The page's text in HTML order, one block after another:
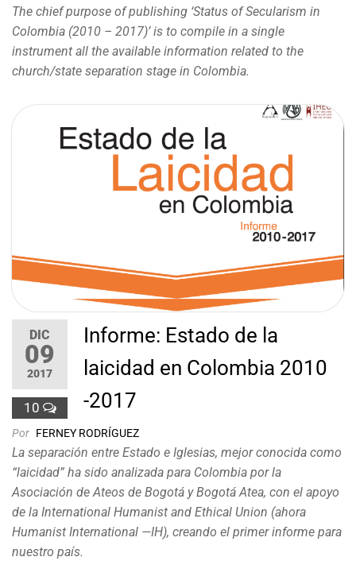
The chief purpose of publishing ‘Status of Secularism in
Colombia (2010 – 2017)’ is to compile in a single
instrument all the available information related to the
church/state separation stage in Colombia.
DIC
09
2017
10
Informe: Estado de la
laicidad en Colombia 2010
-2017
Por FERNEY RODRÍGUEZ
La separación entre Estado e Iglesias, mejor conocida como
“laicidad” ha sido analizada para Colombia por la
Asociación de Ateos de Bogotá y Bogotá Atea, con el apoyo
de la International Humanist and Ethical Union (ahora
Humanist International —IH), creando el primer informe para
nuestro país.